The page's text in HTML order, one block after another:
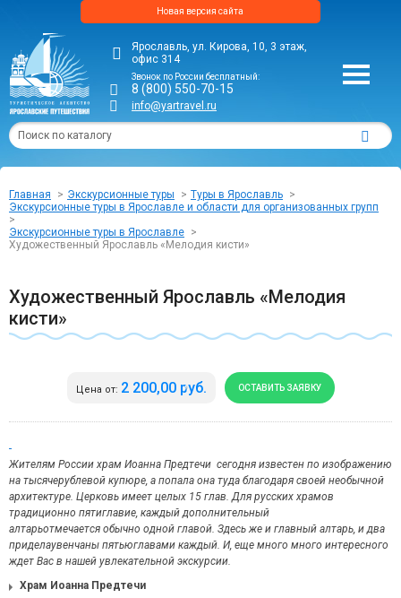
Новая версия сайта
Ярославль, ул. Кирова, 10, 3 этаж,
офис 314
Звонок по России бесплатный:
8 (800) 550-70-15
info@yartravel.ru
Главная Экскурсионные туры
Туры в Ярославль
Экскурсионные туры в Ярославле и области для организованных групп
Экскурсионные туры в Ярославле
Художественный Ярославль «Мелодия кисти»
Художественный Ярославль «Мелодия
кисти»
Цена от: 2 200,00 руб. ОСТАВИТЬ ЗАЯВКУ
Жителям России храм Иоанна Предтечи сегодня известен по изображению
на тысячерублевой купюре, а попала она туда благодаря своей необычной
архитектуре. Церковь имеет целых 15 глав. Для русских храмов
традиционно пятиглавие, каждый дополнительный
алтарьотмечается обычно одной главой. Здесь же и главный алтарь, и два
приделаувенчаны пятьюглавами каждый. И, еще много много интересного
ждет Вас в нашей увлекательной экскурсии.
Храм Иоанна Предтечи